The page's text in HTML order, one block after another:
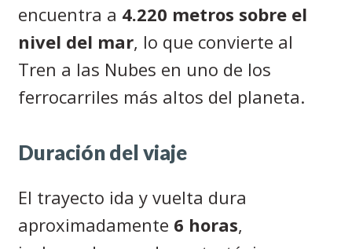
encuentra a 4.220 metros sobre el
nivel del mar, lo que convierte al
Tren a las Nubes en uno de los
ferrocarriles más altos del planeta.
Duración del viaje
El trayecto ida y vuelta dura
aproximadamente 6 horas,